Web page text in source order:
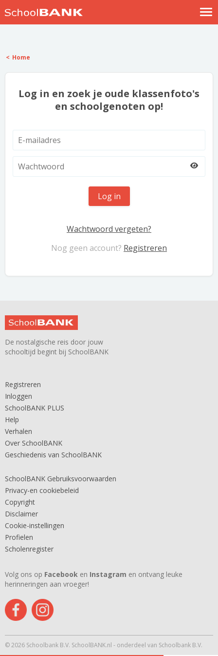
Help
Home
Log in en zoek je oude klassenfoto's
en schoolgenoten op!
Log in
Wachtwoord vergeten?
Nog geen account? Registreren
De nostalgische reis door jouw
schooltijd begint bij SchoolBANK
Registreren
Inloggen
SchoolBANK PLUS
Help
Verhalen
Over SchoolBANK
Geschiedenis van SchoolBANK
SchoolBANK Gebruiksvoorwaarden
Privacy-en cookiebeleid
Copyright
Disclaimer
Cookie-instellingen
Profielen
Scholenregister
Volg ons op Facebook en Instagram en ontvang leuke
herinneringen aan vroeger!
© 2026 Schoolbank B.V. SchoolBANK.nl - onderdeel van Schoolbank B.V.